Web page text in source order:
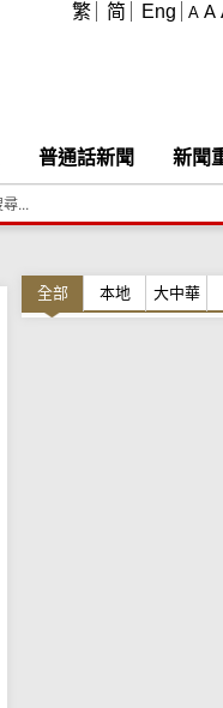
A A
繁 简 Eng
普通話新聞 新聞
全部 本地 大中華